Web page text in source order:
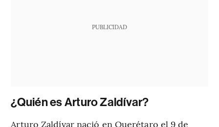
PUBLICIDAD
¿Quién es Arturo Zaldívar?
Arturo Zaldívar nació en Querétaro el 9 de